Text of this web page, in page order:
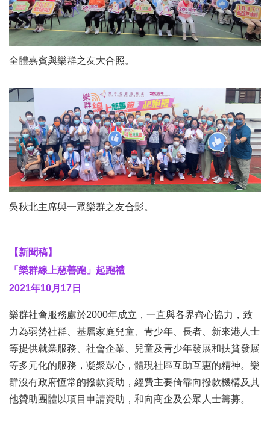
全體嘉賓與樂群之友大合照。
吳秋北主席與一眾樂群之友合影。
【新聞稿】
「 樂群線上慈善跑」 起跑禮
2021年10月 17 日
樂群社會服務處於2000年成立，一直與各界齊心協力，致
力為弱勢社群、基層家庭兒童、青少年、長者、新來港人士
等提供就業服務、社會企業、兒童及青少年發展和扶貧發展
等多元化的服務，凝聚眾心，體現社區互助互惠的精神。樂
群沒有政府恆常的撥款資助，經費主要倚靠向撥款機構及其
他贊助團體以項目申請資助，和向商企及公眾人士籌募。